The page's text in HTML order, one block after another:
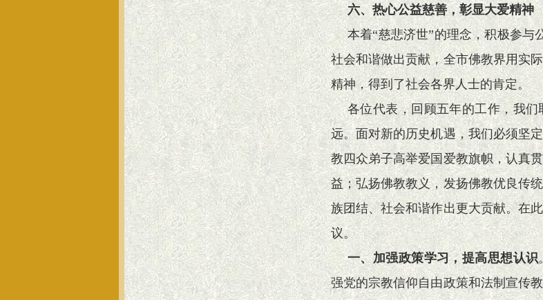
六、热心公益慈善，彰显大爱精神
本着“慈悲济世”的理念，积极参与
社会和谐做出贡献，全市佛教界用实
精神，得到了社会各界人士的肯定。
各位代表，回顾五年的工作，我
远。面对新的历史机遇，我们必须坚
教四众弟子高举爱国爱教旗帜，认真
益；弘扬佛教教义，发扬佛教优良传
族团结、社会和谐作出更大贡献。在
议。
一、加强政策学习，提高思想认识
强党的宗教信仰自由政策和法制宣传